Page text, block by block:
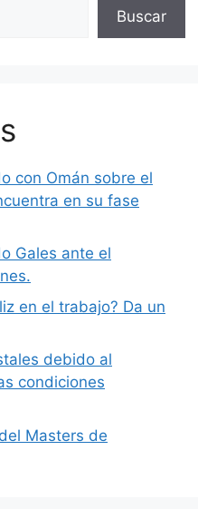
Buscar
con Omán sobre el
en su fase
Gales ante el
en el trabajo? Da un
debido al
condiciones
Masters de